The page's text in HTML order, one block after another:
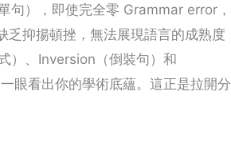
），即使完全零 Grammar error，
抑揚頓挫，無法展現語言的成熟度
）、Inversion（倒裝句）和
眼看出你的學術底蘊。這正是拉開分